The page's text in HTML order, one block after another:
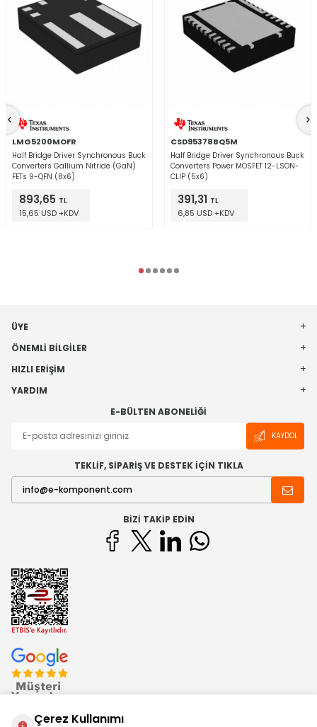
LMG5200MOFR
Half Bridge Driver Synchronous Buck
Converters Gallium Nitride (GaN)
FETs 9-QFN (8x6)
893,65 TL
15,65 USD +KDV
CSD95378BQ5M
Half Bridge Driver Synchronous Buck
Converters Power MOSFET 12-LSON-
CLIP (5x6)
391,31 TL
6,85 USD +KDV
ÜYE
ÖNEMLI BILGILER
HIZLI ERIŞIM
YARDIM
E-BÜLTEN ABONELIĞI
KAYDOL
TEKLİF, SİPARİŞ VE DESTEK İÇİN TIKLA
BIZI TAKIP EDIN
Çerez Kullanımı